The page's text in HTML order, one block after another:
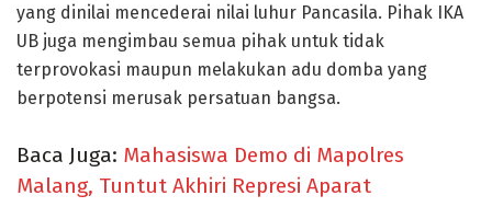
yang dinilai mencederai nilai luhur Pancasila. Pihak IKA
UB juga mengimbau semua pihak untuk tidak
terprovokasi maupun melakukan adu domba yang
berpotensi merusak persatuan bangsa.
Baca Juga: Mahasiswa Demo di Mapolres
Malang, Tuntut Akhiri Represi Aparat